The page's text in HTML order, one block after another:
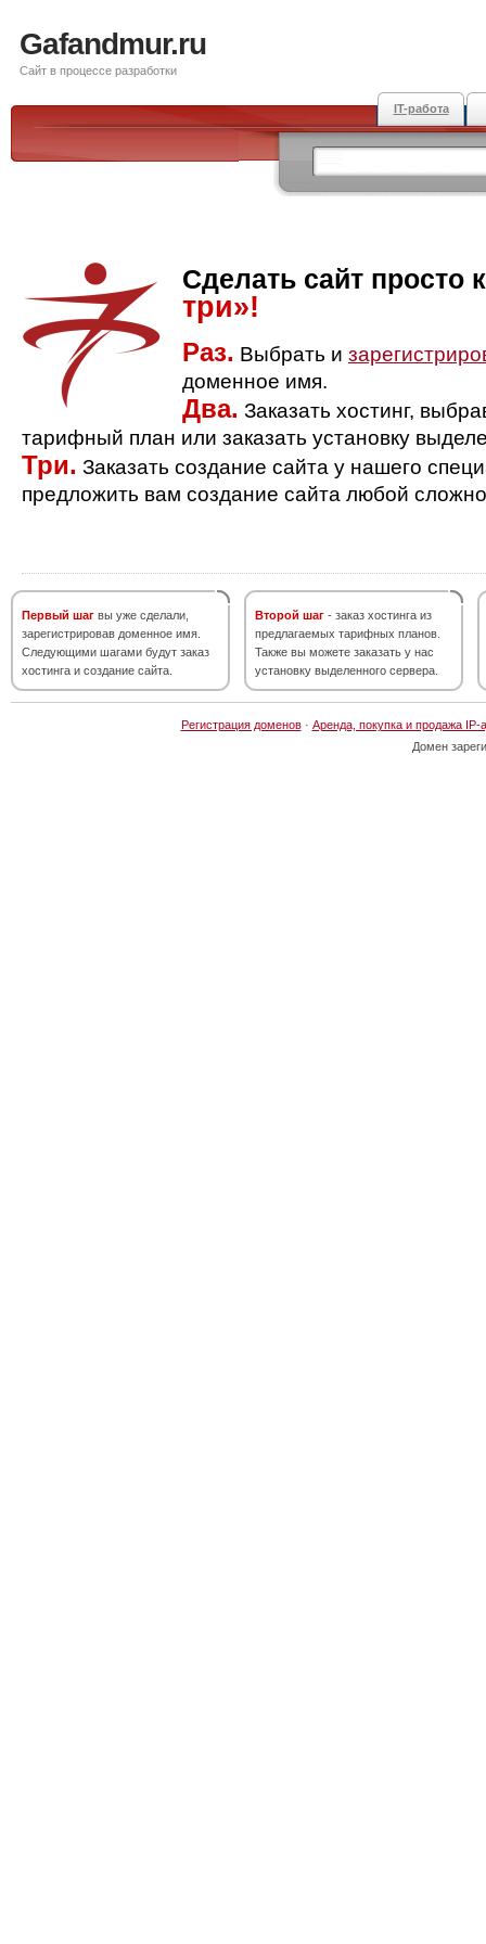
Gafandmur.ru
Сайт в процессе разработки
IT-работа
Сделать сайт просто
три»!
Раз. Выбрать и
доменное имя.
Два. Заказать хостинг,
тарифный план или заказать установку
Три. Заказать создание сайта у нашего
предложить вам создание сайта любой
Первый шаг вы уже сделали,
зарегистрировав доменное имя.
Следующими шагами будут заказ
хостинга и создание сайта.
Второй шаг - заказ хостинга из
предлагаемых тарифных планов.
Также вы можете заказать у нас
установку выделенного сервера.
Регистрация доменов· Аренда, покупка и продажа IP-
Домен